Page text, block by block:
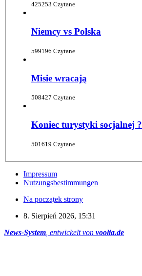
425253 Czytane
Niemcy vs Polska
599196 Czytane
Misie wracają
508427 Czytane
Koniec turystyki socjalnej ?
501619 Czytane
Impressum
Nutzungsbestimmungen
Na początek strony
8. Sierpień 2026, 15:31
News-System , entwickelt von voolia.de